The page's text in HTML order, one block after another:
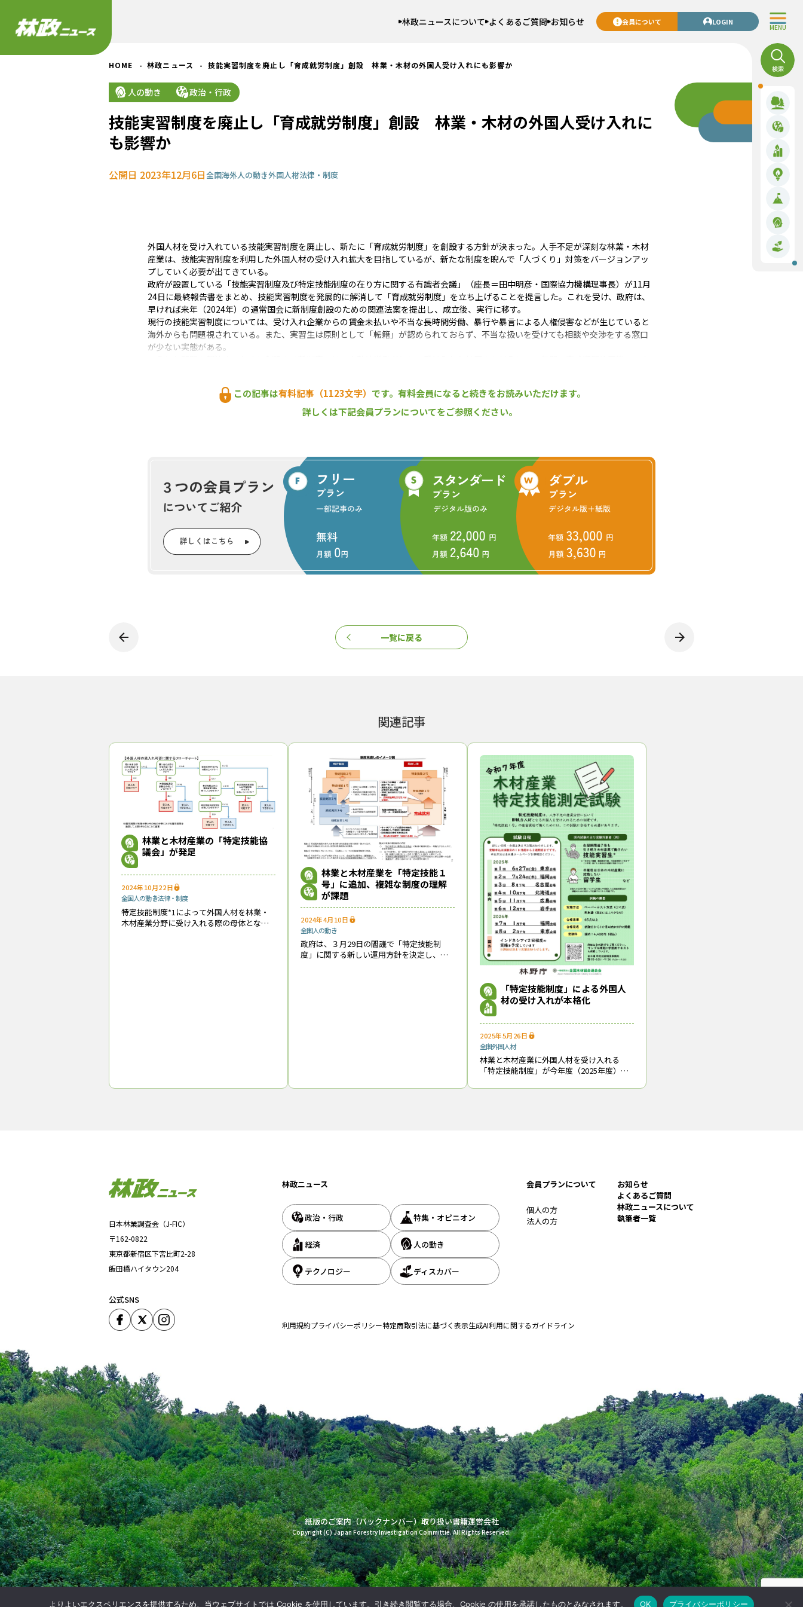
MENU
林政ニュースについて よくあるご質問 お知らせ 会員について LOGIN
HOME 林政ニュース 技能実習制度を廃止し「育成就労制度」創設 林業・木材の外国人受け入れにも影響か
人の動き 政治・行政
技能実習制度を廃止し「育成就労制度」創設 林業・木材の外国人受け入れに
も影響か
公開日 2023年12月6日全国海外人の動き外国人材法律・制度
外国人材を受け入れている技能実習制度を廃止し、新たに「育成就労制度」を創設する方針が決まった。人手不足が深刻な林業・木材
産業は、技能実習制度を利用した外国人材の受け入れ拡大を目指しているが、新たな制度を睨んで「人づくり」対策をバージョンアッ
プしていく必要が出てきている。
政府が設置している「技能実習制度及び特定技能制度の在り方に関する有識者会議」（座長＝田中明彦・国際協力機構理事長）が11月
24日に最終報告書をまとめ、技能実習制度を発展的に解消して「育成就労制度」を立ち上げることを提言した。これを受け、政府は、
早ければ来年（2024年）の通常国会に新制度創設のための関連法案を提出し、成立後、実行に移す。
現行の技能実習制度については、受け入れ企業からの賃金未払いや不当な長時間労働、暴行や暴言による人権侵害などが生じていると
海外からも問題視されている。また、実習生は原則として「転籍」が認められておらず、不当な扱いを受けても相談や交渉をする窓口
が少ない実態がある。
すれば、家族を帯同しての長期滞在も可能とする。「転籍」についても、就労から１年を超え、初歩的な日本語能力などがあれば認め
るなどの改善を図る。
「木材加工」は技能実習２号へ移行、在留期間が３年に延びる
事務局をつとめる一般社団法人林業技能向上センターが国家資格の技能検定制度を創設して、外国人材の在留期間を現行の１年間（技
能実習１号）から３年間（同２号）に延ばすことを目指している。
木材産業に関しては、全国木材組合連合会が体制整備を進めてきた結果、10月31日付けで「外国人の技能実習の適正な実施及び技能実
習生の保護に関する法律施行規則」が改正され、「木材加工職種・機械製材作業」が技能実習２号への移行対象職種に追加認定され
た。これにより、製材業などで外国人実習生を３年間受け入れることが可能になった。
今後も信頼性の高い技能検定制度を柱にして、外国人材を含めた「人づくり」の仕組みを整備していくことが基本路線となるが、技能
実習制度が抱える問題点には十分留意し、新制度にも対応できる柔軟なスタンスが求められる状況になっている。
（2023年11月24日取材）
木材加工職種・機械製材作業 林業技能向上センター 特定技能１号 田中明彦 育成就労制度
『林政ニュース』編集部
おかげさまで、1994年の創刊から32年目に入りました！ これからも皆様の手となり足となり、最新の
この記事をシェアする
この記事は有料記事（1123文字） です。 有料会員になると続きをお読みいただけます。
詳しくは下記会員プランについてをご参照ください。
一覧に戻る
関連記事
林業と木材産業の「特定技能協
議会」が発足
2024年10月22日
全国人の動き法律・制度
特定技能制度*1によって外国人材を林業・
木材産業分野に受け入れる際の母体となる
林業と木材産業を「特定技能１
号」に追加、複雑な制度の理解
が課題
2024年4月10日
全国人の動き
政府は、３月29日の閣議で「特定技能制
度」に関する新しい運用方針を決定し、林
「特定技能制度」による外国人
材の受け入れが本格化
2025年5月26日
全国外国人材
林業と木材産業に外国人材を受け入れる
「特定技能制度」が今年度（2025年度）か
取得に必要な試験の日程などが決定・公表
日本林業調査会（J-FIC）
〒162-0822
東京都新宿区下宮比町2-28
飯田橋ハイタウン204
公式SNS
林政ニュース
政治・行政 特集・オピニオン
経済 人の動き
テクノロジー ディスカバー
会員プランについて
個人の方
法人の方
お知らせ
よくあるご質問
林政ニュースについて
執筆者一覧
利用規約プライバシーポリシー特定商取引法に基づく表示生成AI利用に関するガイドライン
紙版のご案内（バックナンバー）取り扱い書籍運営会社
Copyright (C) Japan Forestry Investigation Committie. All Rights Reserved.
よりよいエクスペリエンスを提供するため、当ウェブサイトでは Cookie を使用しています。引き続き閲覧する場合、Cookie の使用を承諾したものとみなされます。 OK プライバシーポリシー